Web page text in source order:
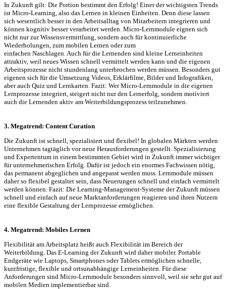
In Zukunft gilt: Die Portion bestimmt den Erfolg! Einer der wichtigsten Trends
ist Micro-Learning, also das Lernen in kleinen Einheiten. Denn diese lassen
sich wesentlich besser in den Arbeitsalltag von Mitarbeitern integrieren und
können kognitiv besser verarbeitet werden. Micro-Lernmodule eignen sich
nicht nur zur Wissensvermittlung, sondern auch für kontinuierliche
Wiederholungen, zum mobilen Lernen oder zum
einfachen Naschlagen. Auch für die Lernenden sind kleine Lerneinheiten
attraktiv, weil neues Wissen schnell vermittelt werden kann und die eigenen
Arbeitsprozesse nicht stundenlang unterbrochen werden müssen. Besonders gut
eigenen sich für die Umsetzung Videos, Erklärfilme, Bilder und Infografiken,
aber auch Quiz und Lernkarten. Fazit: Wer Micro-Lernmodule in die eigenen
Lernprozesse integriert, steigert nicht nur den Lernerfolg, sondern motiviert
auch die Lernenden aktiv am Weiterbildungsprozess teilzunehmen.
3. Megatrend: Content Curation
Die Zukunft ist schnell, spezialisiert und flexibel! In globalen Märkten werden
Unternehmen tagtäglich vor neue Herausforderungen gestellt. Spezialisierung
und Expertentum in einem bestimmten Gebiet wird in Zukunft immer wichtiger
für unternehmerischen Erfolg. Dafür ist jedoch ein enormes Fachwissen nötig,
das permanent abgeglichen und angepasst werden muss. Lernmodule müssen
daher so flexibel gestaltet sein, dass Neuerungen schnell und einfach vermittelt
werden können. Fazit: Die Learning-Management-Systeme der Zukunft müssen
schnell und einfach auf neue Marktanforderungen reagieren und ihren Nutzern
eine flexible Gestaltung der Lernprozesse ermöglichen.
4. Megatrend: Mobiles Lernen
Flexibilität am Arbeitsplatz heißt auch Flexibilität im Bereich der
Weiterbildung. Das E-Learning der Zukunft wird daher mobiler. Portable
Endgeräte wie Laptops, Smartphones oder Tablets ermöglichen schnelle,
kurzfristige, flexible und ortsunabhängige Lerneinheiten. Für diese
Anforderungen sind Micro-Lernmodule besonders sinnvoll, weil sie sehr gut auf
mobilen Medien implementierbar sind.